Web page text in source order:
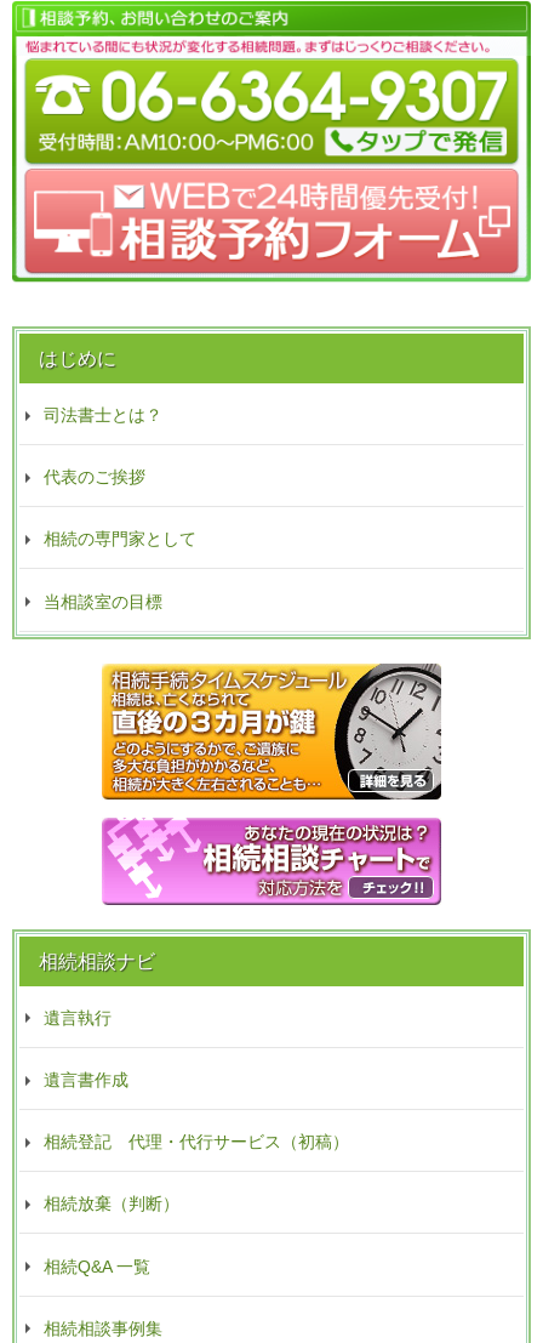
はじめに
司法書士とは？
代表のご挨拶
相続の専門家として
当相談室の目標
相続相談ナビ
遺言執行
遺言書作成
相続登記 代理・代行サービス（初稿）
相続放棄（判断）
相続Q&A 一覧
相続相談事例集